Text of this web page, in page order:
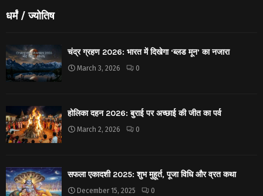
धर्मं / ज्योतिष
चंद्र ग्रहण 2026: भारत में दिखेगा ‘ब्लड मून’ का नजारा
March 3, 2026 0
होलिका दहन 2026: बुराई पर अच्छाई की जीत का पर्व
March 2, 2026 0
सफला एकादशी 2025: शुभ मुहूर्त, पूजा विधि और व्रत कथा
December 15, 2025 0